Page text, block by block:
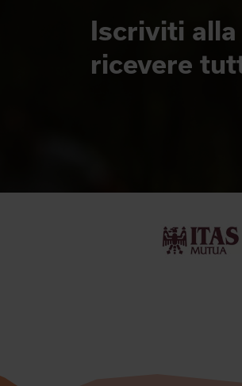
Iscriviti
ricevere